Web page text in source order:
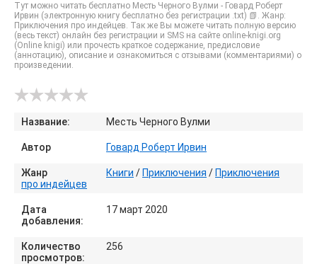
Тут можно читать бесплатно Месть Черного Вулми - Говард Роберт
Ирвин (электронную книгу бесплатно без регистрации .txt) 📗. Жанр:
Приключения про индейцев. Так же Вы можете читать полную версию
(весь текст) онлайн без регистрации и SMS на сайте online-knigi.org
(Online knigi) или прочесть краткое содержание, предисловие
(аннотацию), описание и ознакомиться с отзывами (комментариями) о
произведении.
Название: Месть Черного Вулми
Автор Говард Роберт Ирвин
Жанр Книги / Приключения / Приключения
про индейцев
Дата
добавления:
17 март 2020
Количество
просмотров:
256